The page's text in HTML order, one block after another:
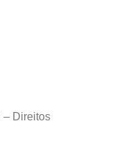
– Direitos